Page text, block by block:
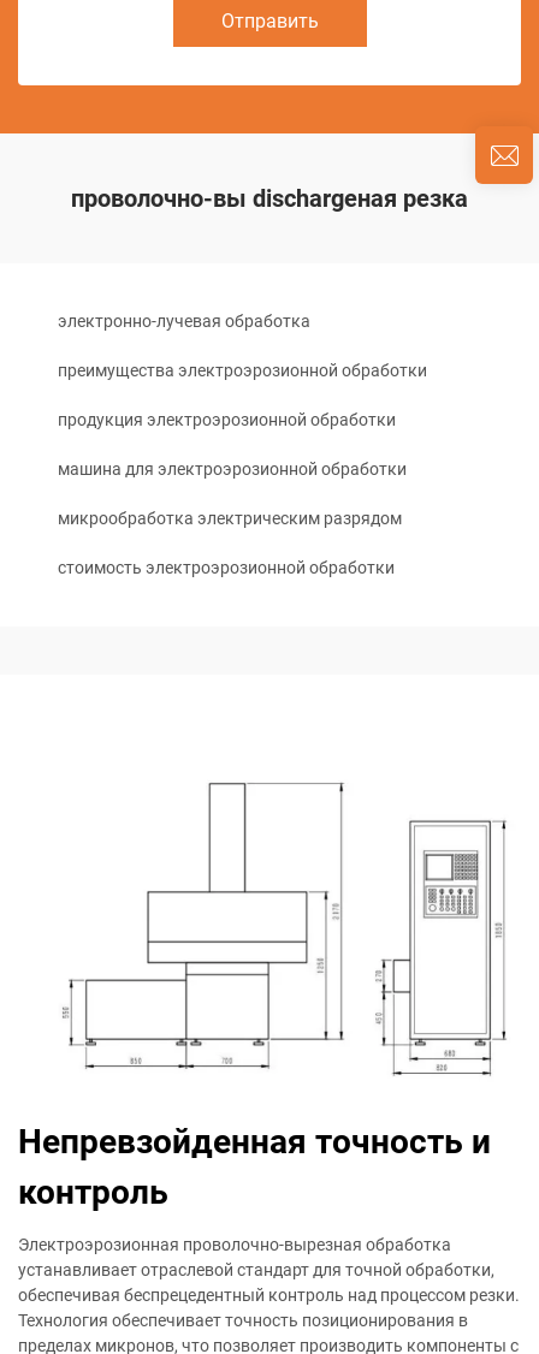
Отправить
проволочно-вы dischargeная резка
электронно-лучевая обработка
преимущества электроэрозионной обработки
продукция электроэрозионной обработки
машина для электроэрозионной обработки
микрообработка электрическим разрядом
стоимость электроэрозионной обработки
Непревзойденная точность и
контроль
Электроэрозионная проволочно-вырезная обработка
устанавливает отраслевой стандарт для точной обработки,
обеспечивая беспрецедентный контроль над процессом резки.
Технология обеспечивает точность позиционирования в
пределах микронов, что позволяет производить компоненты с